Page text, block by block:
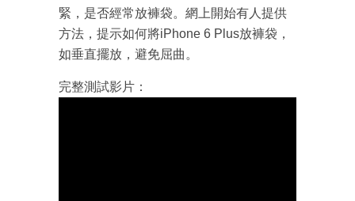
緊，是否經常放褲袋。網上開始有人提供
方法，提示如何將iPhone 6 Plus放褲袋，
如垂直擺放，避免屈曲。
完整測試影片：